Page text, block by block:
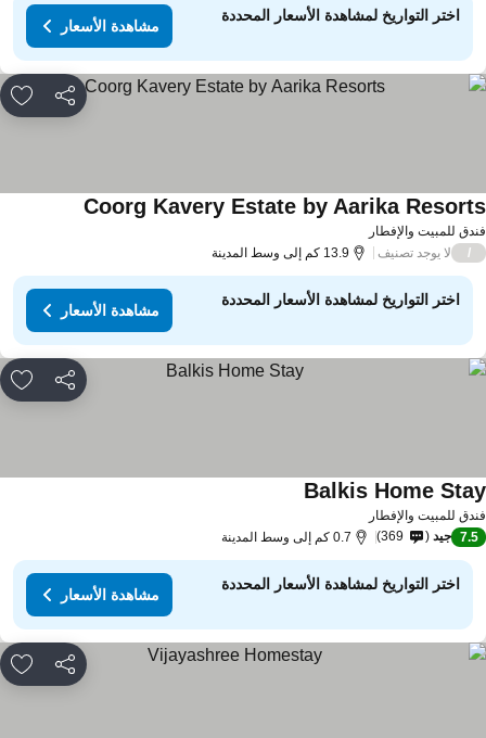
اختر التواريخ لمشاهدة الأسعار المحددة
مشاهدة الأسعار
مشاركة
للمبيت والإفطار
Coorg Kavery Estate by Aarika
لا يوجد تصنيف 13.9 كم إلى وسط المدينة
اختر التواريخ لمشاهدة الأسعار المحددة
مشاهدة الأسعار
مشاركة
للمبيت والإفطار
Balkis Home
7.5 جيد 369 0.7 كم إلى وسط المدينة
اختر التواريخ لمشاهدة الأسعار المحددة
مشاهدة الأسعار
مشاركة